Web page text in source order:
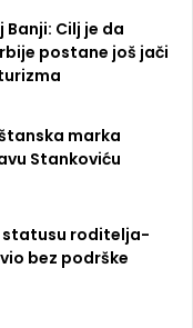
Cilj je da
postane još jači
marka
Stankoviću
statusu roditelja-
bez podrške